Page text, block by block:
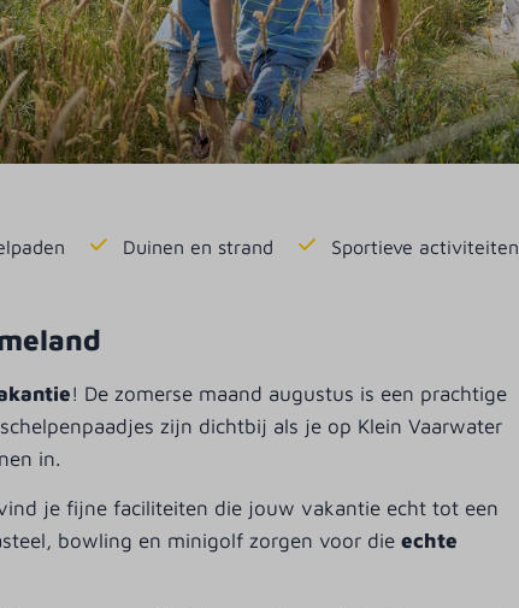
Duinen en strand Sportieve activiteiten
! De zomerse maand augustus is een prachtige
zijn dichtbij als je op Klein Vaarwater
in.
je fijne faciliteiten die jouw vakantie echt tot een
bowling en minigolf zorgen voor dieechte